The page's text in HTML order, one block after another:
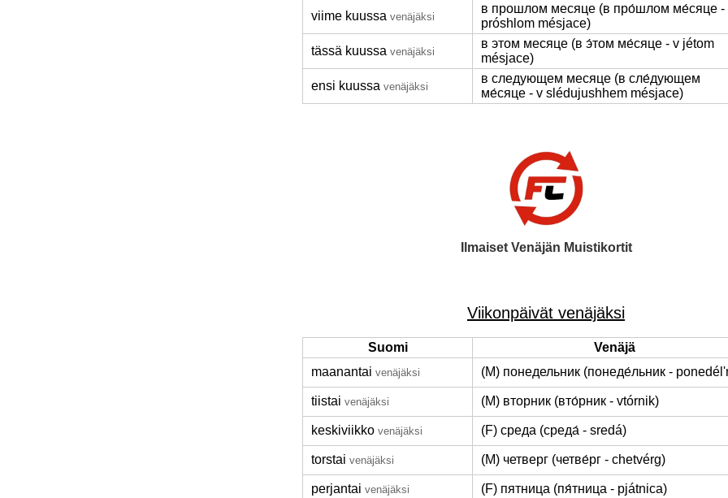
viime kuussa venäjäksi
в прошлом месяце (в про́шлом ме́сяце -
próshlom mésjace)
tässä kuussa venäjäksi
в этом месяце (в э́том ме́сяце - v jétom
mésjace)
ensi kuussa venäjäksi
в следующем месяце (в сле́дующем
ме́сяце - v slédujushhem mésjace)
Ilmaiset Venäjän Muistikortit
Viikonpäivät venäjäksi
Suomi
Venäjä
maanantai venäjäksi (M) понедельник (понеде́льник -
tiistai venäjäksi (M) вторник (вто́рник - vtórnik)
keskiviikko venäjäksi (F) среда (среда́ - sredá)
torstai venäjäksi (M) четверг (четве́рг - chetvérg)
perjantai venäjäksi (F) пятница (пя́тница - pjátnica)